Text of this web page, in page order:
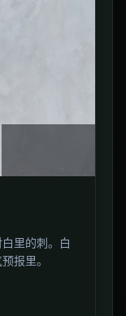
里的刺。白
报里。